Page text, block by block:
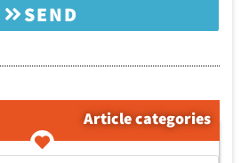
SEND
Article categories